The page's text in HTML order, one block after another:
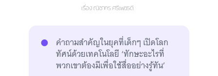
เรื่อง ณิชากร ศรีเพชรดี
คำถามสำคัญในยุคที่เด็กๆ เปิดโลก
ทัศน์ด้วยเทคโนโลยี ‘ทักษะอะไรที่
พวกเขาต้องมีเพื่อใช้สื่ออย่างรู้ทัน’